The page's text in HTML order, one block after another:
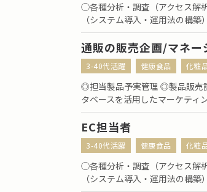
◯各種分析・調査（アクセス解
（システム導入・運用法の構
通販の販売企画/マネー
3-40代活躍 健康食品 化粧
◎担当製品予実管理 ◎製品販
タベースを活用したマーケティ
EC担当者
3-40代活躍 健康食品 化粧
◯各種分析・調査（アクセス解
（システム導入・運用法の構